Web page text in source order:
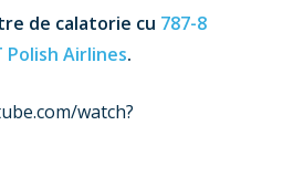
de calatorie cu 787-8
Polish Airlines.
watch?
Farnborough 2024
Paris 2023
Farnborough 2022
Trip Reports
Jobs